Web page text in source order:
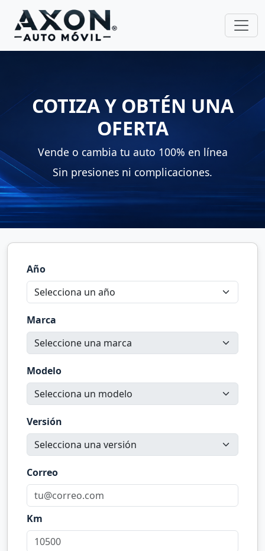
COTIZA Y OBTÉN UNA
OFERTA
Vende o cambia tu auto 100% en línea
Sin presiones ni complicaciones.
Año
Marca
Modelo
Versión
Correo
Km